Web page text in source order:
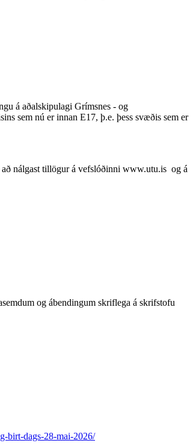
á aðalskipulagi Grímsnes - og
sem nú er innan E17, þ.e. þess svæðis sem er
nálgast tillögur á vefslóðinni www.utu.is og á
og ábendingum skriflega á skrifstofu
birt-dags-28-mai-2026/